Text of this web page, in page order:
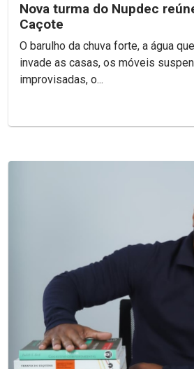
Nova turma do Nupdec
Caçote
O barulho da chuva forte, a água
invade as casas, os móveis
improvisadas, o...